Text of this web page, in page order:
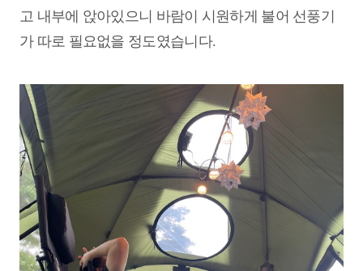
고 내부에 앉아있으니 바람이 시원하게 불어 선풍기
가 따로 필요없을 정도였습니다.